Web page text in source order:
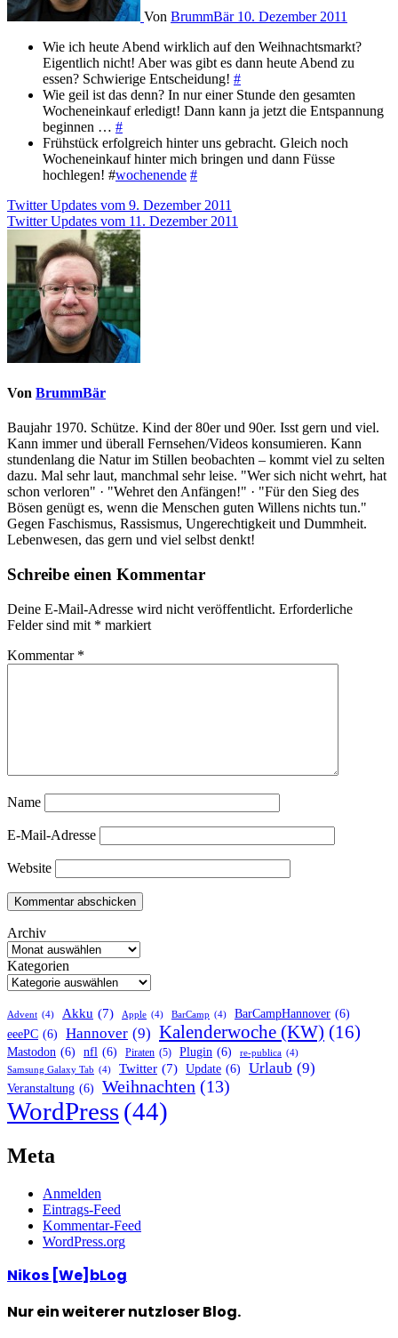
Von BrummBär 10. Dezember 2011
Wie ich heute Abend wirklich auf den Weihnachtsmarkt?
Eigentlich nicht! Aber was gibt es dann heute Abend zu
essen? Schwierige Entscheidung! #
Wie geil ist das denn? In nur einer Stunde den gesamten
Wocheneinkauf erledigt! Dann kann ja jetzt die Entspannung
beginnen … #
Frühstück erfolgreich hinter uns gebracht. Gleich noch
Wocheneinkauf hinter mich bringen und dann Füsse
hochlegen! #wochenende #
Beitragsnavigation
Twitter Updates vom 9. Dezember 2011
Twitter Updates vom 11. Dezember 2011
Von BrummBär
Baujahr 1970. Schütze. Kind der 80er und 90er. Isst gern und viel.
Kann immer und überall Fernsehen/Videos konsumieren. Kann
stundenlang die Natur im Stillen beobachten – kommt viel zu selten
dazu. Mal sehr laut, manchmal sehr leise. "Wer sich nicht wehrt, hat
schon verloren" · "Wehret den Anfängen!" · "Für den Sieg des
Bösen genügt es, wenn die Menschen guten Willens nichts tun."
Gegen Faschismus, Rassismus, Ungerechtigkeit und Dummheit.
Lebenwesen, das gern und viel selbst denkt!
Schreibe einen Kommentar
Deine E-Mail-Adresse wird nicht veröffentlicht. Erforderliche
Felder sind mit * markiert
Kommentar *
Name
E-Mail-Adresse
Website
Archiv
Kategorien
Advent (4) Akku (7) Apple (4) BarCamp (4) BarCampHannover (6)
eeePC (6) Hannover (9) Kalenderwoche (KW) (16)
Mastodon (6) nfl (6) Piraten (5) Plugin (6) re-publica (4)
Samsung Galaxy Tab (4) Twitter (7) Update (6) Urlaub (9)
Veranstaltung (6) Weihnachten (13)
WordPress(44)
Meta
Anmelden
Eintrags-Feed
Kommentar-Feed
WordPress.org
Nikos [We]bLog
Nur ein weiterer nutzloser Blog.